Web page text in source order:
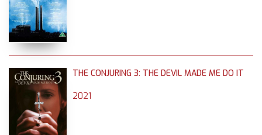
THE CONJURING 3: THE DEVIL MADE ME DO IT
2021